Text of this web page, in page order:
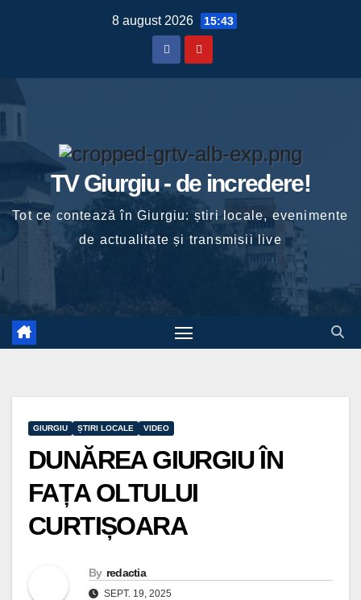
8 august 2026 15:43
TV Giurgiu - de incredere!
Tot ce contează în Giurgiu: știri locale, evenimente
de actualitate și transmisii live
GIURGIU ȘTIRI LOCALE VIDEO
DUNĂREA GIURGIU ÎN
FAȚA OLTULUI
CURTIȘOARA
By redactia
SEPT. 19, 2025